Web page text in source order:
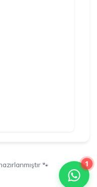
1
🐾